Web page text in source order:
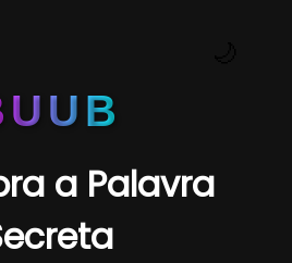
a Palavra